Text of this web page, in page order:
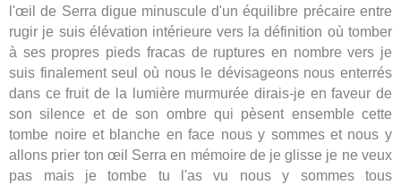
l'œil de Serra digue minuscule d'un équilibre précaire entre
rugir je suis élévation intérieure vers la définition où tomber
à ses propres pieds fracas de ruptures en nombre vers je
suis finalement seul où nous le dévisageons nous enterrés
dans ce fruit de la lumière murmurée dirais-je en faveur de
son silence et de son ombre qui pèsent ensemble cette
tombe noire et blanche en face nous y sommes et nous y
allons prier ton œil Serra en mémoire de je glisse je ne veux
pas mais je tombe tu l'as vu nous y sommes tous